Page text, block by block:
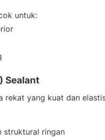
untuk:
Sealant
rekat yang kuat dan
struktural ringan